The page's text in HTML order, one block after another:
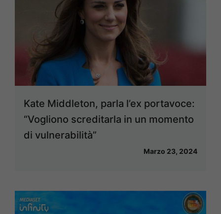
Kate Middleton, parla l’ex portavoce:
“Vogliono screditarla in un momento
di vulnerabilità”
Marzo 23, 2024